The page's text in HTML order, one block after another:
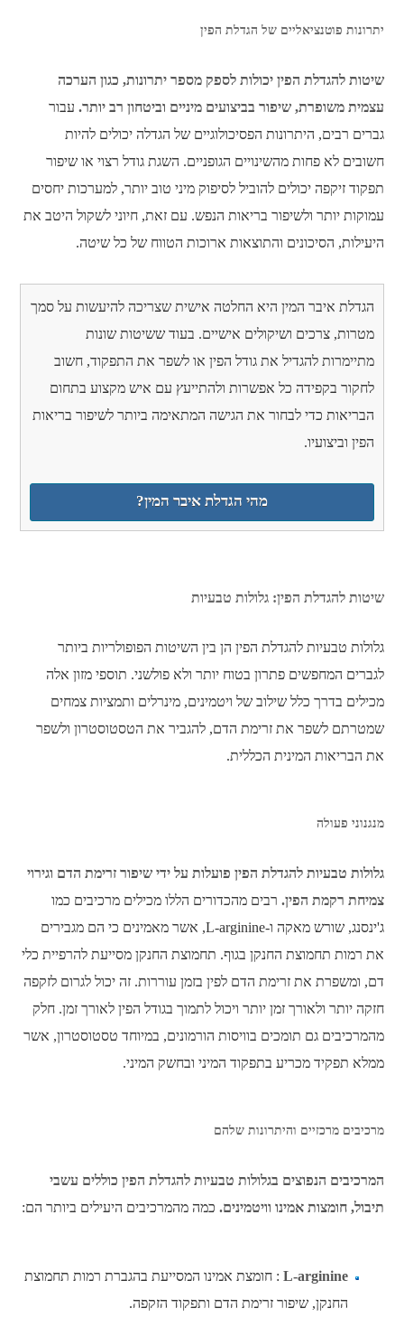
יתרונות פוטנציאליים של הגדלת הפין
שיטות להגדלת הפין יכולות לספק מספר יתרונות, כגון הערכה
עצמית משופרת, שיפור בביצועים מיניים וביטחון רב יותר. עבור
גברים רבים, היתרונות הפסיכולוגיים של הגדלה יכולים להיות
חשובים לא פחות מהשינויים הגופניים. השגת גודל רצוי או שיפור
תפקוד זיקפה יכולים להוביל לסיפוק מיני טוב יותר, למערכות יחסים
עמוקות יותר ולשיפור בריאות הנפש. עם זאת, חיוני לשקול היטב את
היעילות, הסיכונים והתוצאות ארוכות הטווח של כל שיטה.
הגדלת איבר המין היא החלטה אישית שצריכה להיעשות על סמך
מטרות, צרכים ושיקולים אישיים. בעוד ששיטות שונות
מתיימרות להגדיל את גודל הפין או לשפר את התפקוד, חשוב
לחקור בקפידה כל אפשרות ולהתייעץ עם איש מקצוע בתחום
הבריאות כדי לבחור את הגישה המתאימה ביותר לשיפור בריאות
הפין וביצועיו.
מהי הגדלת איבר המין?
שיטות להגדלת הפין: גלולות טבעיות
גלולות טבעיות להגדלת הפין הן בין השיטות הפופולריות ביותר
לגברים המחפשים פתרון בטוח יותר ולא פולשני. תוספי מזון אלה
מכילים בדרך כלל שילוב של ויטמינים, מינרלים ותמציות צמחים
שמטרתם לשפר את זרימת הדם, להגביר את הטסטוסטרון ולשפר
את הבריאות המינית הכללית.
מנגנוני פעולה
גלולות טבעיות להגדלת הפין פועלות על ידי שיפור זרימת הדם וגירוי
צמיחת רקמת הפין. רבים מהכדורים הללו מכילים מרכיבים כמו
ג'ינסנג, שורש מאקה ו-L-arginine, אשר מאמינים כי הם מגבירים
את רמות תחמוצת החנקן בגוף. תחמוצת החנקן מסייעת להרפיית כלי
דם, ומשפרת את זרימת הדם לפין בזמן עוררות. זה יכול לגרום לזקפה
חזקה יותר ולאורך זמן יותר ויכול לתמוך בגודל הפין לאורך זמן. חלק
מהמרכיבים גם תומכים בוויסות הורמונים, במיוחד טסטוסטרון, אשר
ממלא תפקיד מכריע בתפקוד המיני ובחשק המיני.
מרכיבים מרכזיים והיתרונות שלהם
המרכיבים הנפוצים בגלולות טבעיות להגדלת הפין כוללים עשבי
תיבול, חומצות אמינו וויטמינים. כמה מהמרכיבים היעילים ביותר הם:
L-arginine : חומצת אמינו המסייעת בהגברת רמות תחמוצת
החנקן, שיפור זרימת הדם ותפקוד הזקפה.